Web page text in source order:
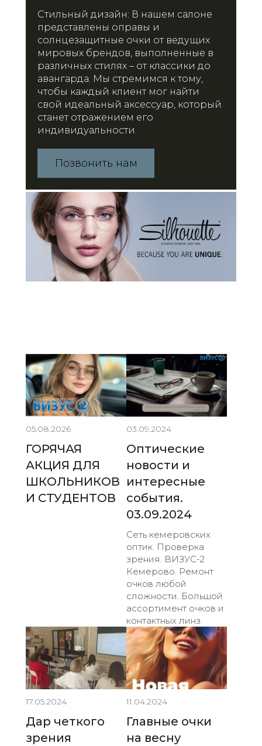
Стильный дизайн: В нашем салоне
представлены оправы и
солнцезащитные очки от ведущих
мировых брендов, выполненные в
различных стилях – от классики до
авангарда. Мы стремимся к тому,
чтобы каждый клиент мог найти
свой идеальный аксессуар, который
станет отражением его
индивидуальности.
Позвонить нам
05.08.2026
ГОРЯЧАЯ
АКЦИЯ ДЛЯ
ШКОЛЬНИКОВ
И СТУДЕНТОВ
03.09.2024
Оптические
новости и
интересные
события.
03.09.2024
Сеть кемеровских
оптик. Проверка
зрения. ВИЗУС-2
Кемерово. Ремонт
очков любой
сложности. Большой
ассортимент очков и
контактных линз.
17.05.2024
Дар четкого
зрения
11.04.2024
Главные очки
на весну